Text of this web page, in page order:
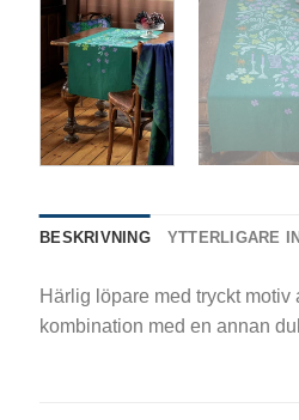
BESKRIVNING YTTERLIGARE
Härlig löpare med tryckt
kombination med en annan